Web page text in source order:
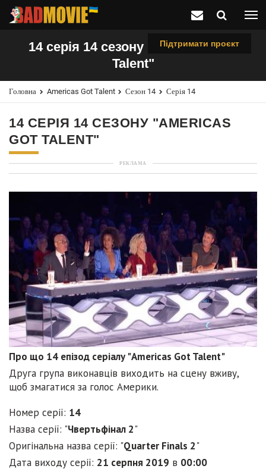
Підтримати проєкт
14 серія 14 сезону "Americas Got
Talent"
Головна Americas Got Talent Сезон 14 Серія 14
14 СЕРІЯ 14 СЕЗОНУ "AMERICAS
GOT TALENT"
РЕКЛАМА
Про що 14 епізод серіалу "Americas Got Talent"
Друга група виконавців виходить на сцену вживу,
щоб змагатися за голос Америки.
Номер серії: 14
Назва серії: "Чвертьфінал 2"
Оригінальна назва серії: "Quarter Finals 2"
Дата виходу серії: 21 серпня 2019 в 00:00